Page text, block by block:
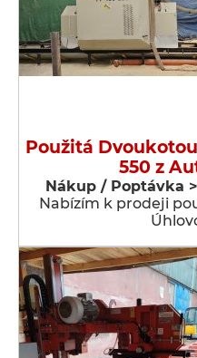
Použitá
550 z
Nákup / Poptávka
Nabízím k prodeji